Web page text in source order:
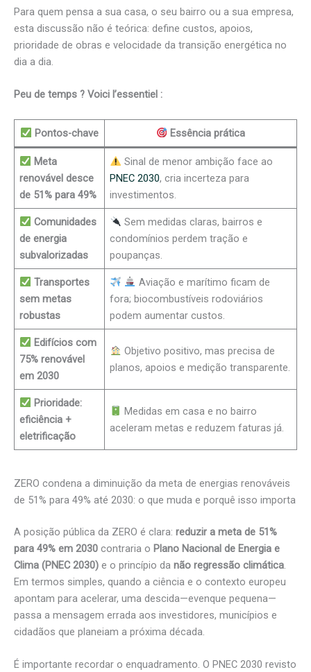
Para quem pensa a sua casa, o seu bairro ou a sua empresa,
esta discussão não é teórica: define custos, apoios,
prioridade de obras e velocidade da transição energética no
dia a dia.
Peu de temps ? Voici l’essentiel :
Pontos-chave Essência prática
Meta
renovável desce
de 51% para 49%
Sinal de menor ambição face ao
PNEC 2030, cria incerteza para
investimentos.
Comunidades
de energia
subvalorizadas
Sem medidas claras, bairros e
condomínios perdem tração e
poupanças.
Transportes
sem metas
robustas
Aviação e marítimo ficam de
fora; biocombustíveis rodoviários
podem aumentar custos.
Edifícios com
75% renovável
em 2030
Objetivo positivo, mas precisa de
planos, apoios e medição transparente.
Prioridade:
eficiência +
eletrificação
Medidas em casa e no bairro
aceleram metas e reduzem faturas já.
ZERO condena a diminuição da meta de energias renováveis
de 51% para 49% até 2030: o que muda e porquê isso importa
A posição pública da ZERO é clara: reduzir a meta de 51%
para 49% em 2030 contraria o Plano Nacional de Energia e
Clima (PNEC 2030) e o princípio da não regressão climática.
Em termos simples, quando a ciência e o contexto europeu
apontam para acelerar, uma descida—evenque pequena—
passa a mensagem errada aos investidores, municípios e
cidadãos que planeiam a próxima década.
É importante recordar o enquadramento. O PNEC 2030 revisto